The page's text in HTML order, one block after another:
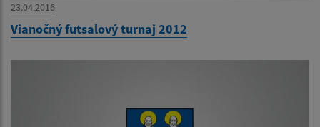
23.04.2016
Vianočný futsalový turnaj 2012